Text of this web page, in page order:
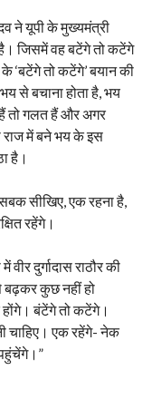
ने यूपी के मुख्यमंत्री
जिसमें वह बटेंगे तो कटेंगे
‘बटेंगे तो कटेंगे’ बयान की
से बचाना होता है, भय
तो गलत हैं और अगर
राज में बने भय के इस
है।
सीखिए, एक रहना है,
रहेंगे।
दुर्गादास राठौर की
बढ़कर कुछ नहीं हो
बंटेंगे तो कटेंगे।
चाहिए। एक रहेंगे- नेक